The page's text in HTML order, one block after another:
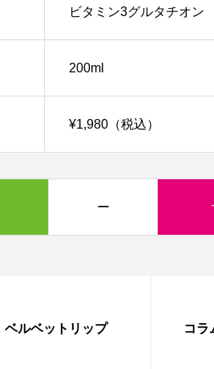
ビタミン3グルタチオ
200ml
¥1,980（税込）
ー
ベルベットリップ コラ